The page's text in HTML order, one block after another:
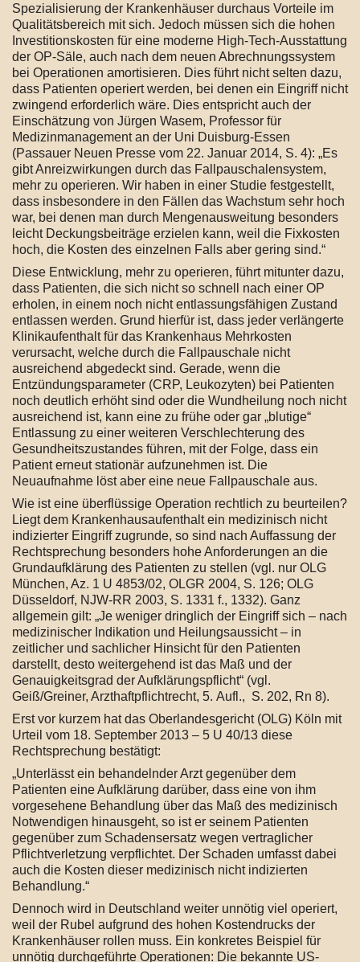
Spezialisierung der Krankenhäuser durchaus Vorteile im
Qualitätsbereich mit sich. Jedoch müssen sich die hohen
Investitionskosten für eine moderne High-Tech-Ausstattung
der OP-Säle, auch nach dem neuen Abrechnungssystem
bei Operationen amortisieren. Dies führt nicht selten dazu,
dass Patienten operiert werden, bei denen ein Eingriff nicht
zwingend erforderlich wäre. Dies entspricht auch der
Einschätzung von Jürgen Wasem, Professor für
Medizinmanagement an der Uni Duisburg-Essen
(Passauer Neuen Presse vom 22. Januar 2014, S. 4): „Es
gibt Anreizwirkungen durch das Fallpauschalensystem,
mehr zu operieren. Wir haben in einer Studie festgestellt,
dass insbesondere in den Fällen das Wachstum sehr hoch
war, bei denen man durch Mengenausweitung besonders
leicht Deckungsbeiträge erzielen kann, weil die Fixkosten
hoch, die Kosten des einzelnen Falls aber gering sind.“
Diese Entwicklung, mehr zu operieren, führt mitunter dazu,
dass Patienten, die sich nicht so schnell nach einer OP
erholen, in einem noch nicht entlassungsfähigen Zustand
entlassen werden. Grund hierfür ist, dass jeder verlängerte
Klinikaufenthalt für das Krankenhaus Mehrkosten
verursacht, welche durch die Fallpauschale nicht
ausreichend abgedeckt sind. Gerade, wenn die
Entzündungsparameter (CRP, Leukozyten) bei Patienten
noch deutlich erhöht sind oder die Wundheilung noch nicht
ausreichend ist, kann eine zu frühe oder gar „blutige“
Entlassung zu einer weiteren Verschlechterung des
Gesundheitszustandes führen, mit der Folge, dass ein
Patient erneut stationär aufzunehmen ist. Die
Neuaufnahme löst aber eine neue Fallpauschale aus.
Wie ist eine überflüssige Operation rechtlich zu beurteilen?
Liegt dem Krankenhausaufenthalt ein medizinisch nicht
indizierter Eingriff zugrunde, so sind nach Auffassung der
Rechtsprechung besonders hohe Anforderungen an die
Grundaufklärung des Patienten zu stellen (vgl. nur OLG
München, Az. 1 U 4853/02, OLGR 2004, S. 126; OLG
Düsseldorf, NJW-RR 2003, S. 1331 f., 1332). Ganz
allgemein gilt: „Je weniger dringlich der Eingriff sich – nach
medizinischer Indikation und Heilungsaussicht – in
zeitlicher und sachlicher Hinsicht für den Patienten
darstellt, desto weitergehend ist das Maß und der
Genauigkeitsgrad der Aufklärungspflicht“ (vgl.
Geiß/Greiner, Arzthaftpflichtrecht, 5. Aufl., S. 202, Rn 8).
Erst vor kurzem hat das Oberlandesgericht (OLG) Köln mit
Urteil vom 18. September 2013 – 5 U 40/13 diese
Rechtsprechung bestätigt:
„Unterlässt ein behandelnder Arzt gegenüber dem
Patienten eine Aufklärung darüber, dass eine von ihm
vorgesehene Behandlung über das Maß des medizinisch
Notwendigen hinausgeht, so ist er seinem Patienten
gegenüber zum Schadensersatz wegen vertraglicher
Pflichtverletzung verpflichtet. Der Schaden umfasst dabei
auch die Kosten dieser medizinisch nicht indizierten
Behandlung.“
Dennoch wird in Deutschland weiter unnötig viel operiert,
weil der Rubel aufgrund des hohen Kostendrucks der
Krankenhäuser rollen muss. Ein konkretes Beispiel für
unnötig durchgeführte Operationen: Die bekannte US-